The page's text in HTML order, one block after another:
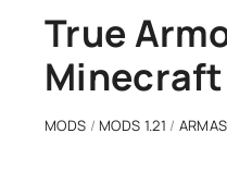
True
Minecraft
MODS / MODS 1.21 / ARMAS